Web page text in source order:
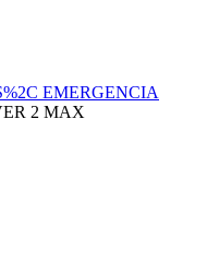
EMERGENCIA
2 MAX